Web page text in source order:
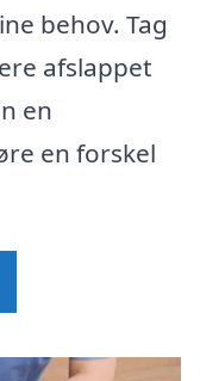
behov. Tag
afslappet
en
en forskel